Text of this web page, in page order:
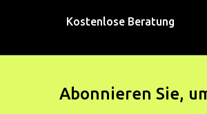
Kostenlose Beratung
Abonnieren Sie,